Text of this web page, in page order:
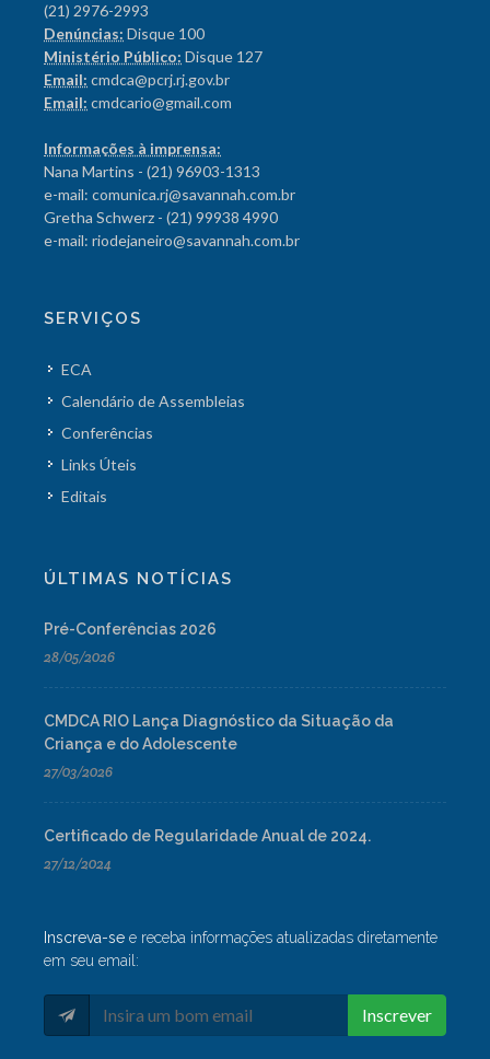
(21) 2976-2993
Denúncias: Disque 100
Ministério Público: Disque 127
Email: cmdca@pcrj.rj.gov.br
Email: cmdcario@gmail.com
Informações à imprensa:
Nana Martins - (21) 96903-1313
e-mail: comunica.rj@savannah.com.br
Gretha Schwerz - (21) 99938 4990
e-mail: riodejaneiro@savannah.com.br
SERVIÇOS
ECA
Calendário de Assembleias
Conferências
Links Úteis
Editais
ÚLTIMAS NOTÍCIAS
Pré-Conferências 2026
28/05/2026
CMDCA RIO Lança Diagnóstico da Situação da
Criança e do Adolescente
27/03/2026
Certificado de Regularidade Anual de 2024.
27/12/2024
Inscreva-se e receba informações atualizadas diretamente
em seu email:
Inscrever